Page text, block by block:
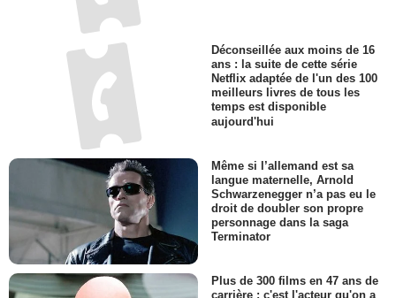
Déconseillée aux moins de 16
ans : la suite de cette série
Netflix adaptée de l'un des 100
meilleurs livres de tous les
temps est disponible
aujourd'hui
Même si l’allemand est sa
langue maternelle, Arnold
Schwarzenegger n’a pas eu le
droit de doubler son propre
personnage dans la saga
Terminator
Plus de 300 films en 47 ans de
carrière : c'est l'acteur qu'on a